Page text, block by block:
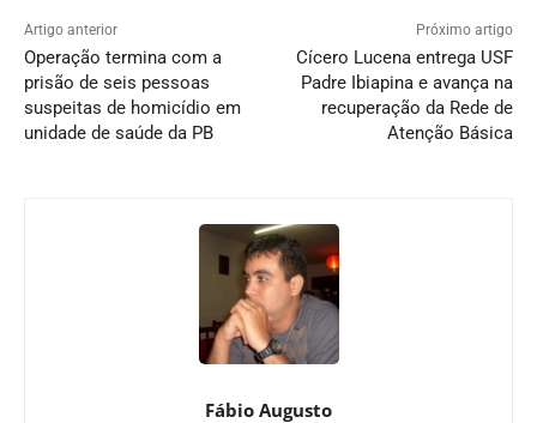
Artigo anterior
Operação termina com a
prisão de seis pessoas
suspeitas de homicídio em
unidade de saúde da PB
Próximo artigo
Cícero Lucena entrega USF
Padre Ibiapina e avança na
recuperação da Rede de
Atenção Básica
Fábio Augusto